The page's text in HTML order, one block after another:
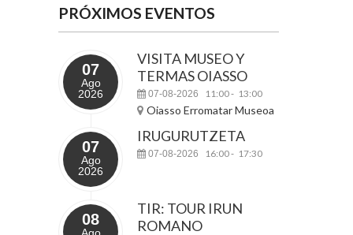
PRÓXIMOS EVENTOS
07
Ago
2026
VISITA MUSEO Y
TERMAS OIASSO
07-08-2026 11:00- 13:00
Oiasso Erromatar Museoa
07
Ago
2026
IRUGURUTZETA
07-08-2026 16:00- 17:30
08
TIR: TOUR IRUN
ROMANO